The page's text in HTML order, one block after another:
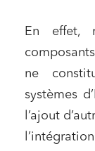
En effet,
ne
systèmes
l’ajout